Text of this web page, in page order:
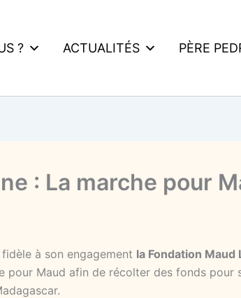
? ACTUALITÉS PÈRE
: La marche pour
à son engagement la Fondation Maud
pour Maud afin de récolter des fonds pour